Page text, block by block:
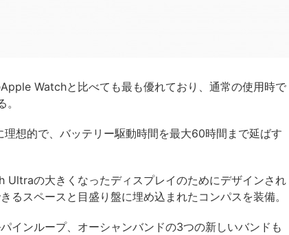
Watchと比べても最も優れており、通常の使用時で
想的で、バッテリー駆動時間を最大60時間まで延ばす
Ultraの大きくなったディスプレイのためにデザインされ
るスペースと目盛り盤に埋め込まれたコンパスを装備。
ンループ、オーシャンバンドの3つの新しいバンドも